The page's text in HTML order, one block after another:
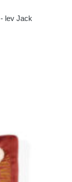
lev Jack